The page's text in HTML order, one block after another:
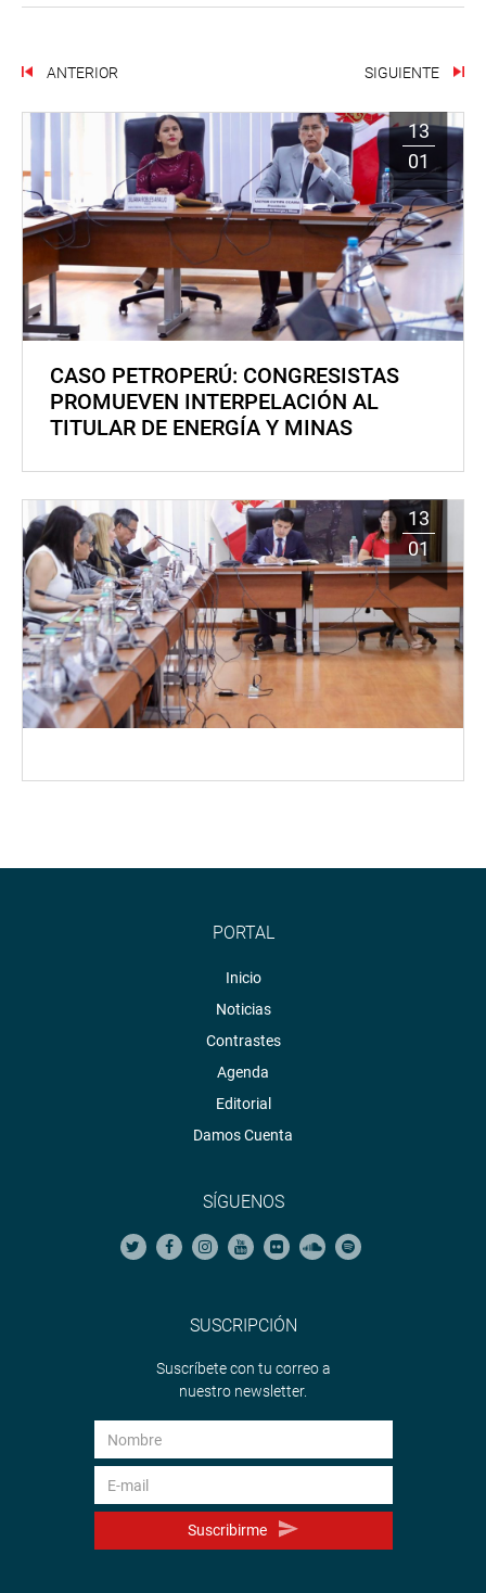
ANTERIOR SIGUIENTE
13
01
CASO PETROPERÚ: CONGRESISTAS
PROMUEVEN INTERPELACIÓN AL
TITULAR DE ENERGÍA Y MINAS
13
01
PORTAL
Inicio
Noticias
Contrastes
Agenda
Editorial
Damos Cuenta
SÍGUENOS
SUSCRIPCIÓN
Suscríbete con tu correo a
nuestro newsletter.
Suscribirme